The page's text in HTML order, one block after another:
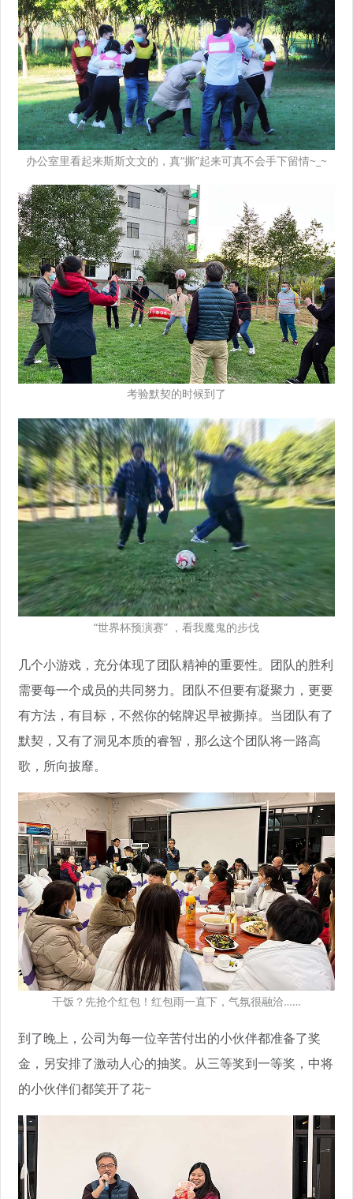
办公室里看起来斯斯文文的，真“撕”起来可真不会手下留情~_~
考验默契的时候到了
“世界杯预演赛” ，看我魔鬼的步伐
几个小游戏，充分体现了团队精神的重要性。团队的胜利
需要每一个成员的共同努力。团队不但要有凝聚力，更要
有方法，有目标，不然你的铭牌迟早被撕掉。当团队有了
默契，又有了洞见本质的睿智，那么这个团队将一路高
歌，所向披靡。
干饭？先抢个红包！红包雨一直下，气氛很融洽……
到了晚上，公司为每一位辛苦付出的小伙伴都准备了奖
金，另安排了激动人心的抽奖。从三等奖到一等奖，中将
的小伙伴们都笑开了花~